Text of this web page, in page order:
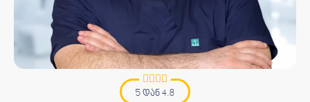
5 დან 4.8